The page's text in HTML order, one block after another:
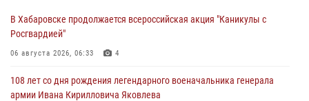
В Хабаровске продолжается всероссийская акция "Каникулы с
Росгвардией"
06 августа 2026, 06:33 4
108 лет со дня рождения легендарного военачальника генерала
армии Ивана Кирилловича Яковлева